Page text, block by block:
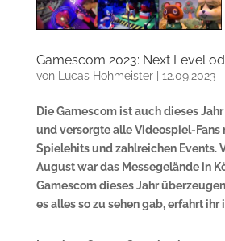
Gamescom 2023: Next Level
von Lucas Hohmeister| 12.09.2023
Die Gamescom ist auch dieses
und versorgte alle Videospiel-Fans
Spielehits und zahlreichen Events.
August war das Messegelände in
Gamescom dieses Jahr
es alles so zu sehen gab, erfahrt ihr